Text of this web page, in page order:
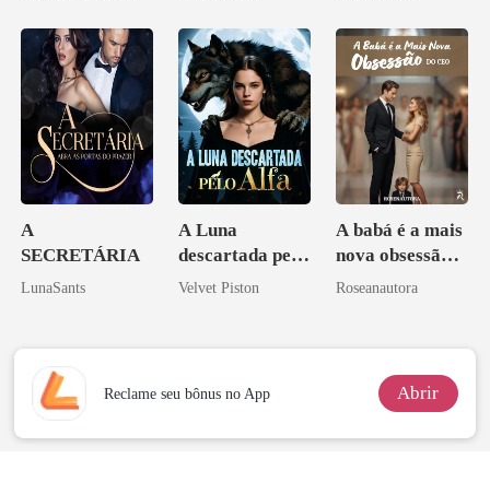
A
SECRETÁRIA
LunaSants
A Luna
descartada pelo
Alfa
Velvet Piston
A babá é a mais
nova obsessão
do CEO
Roseanautora
Reclame seu bônus no App Abrir